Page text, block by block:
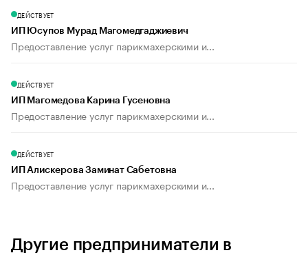
ДЕЙСТВУЕТ
ИП Юсупов Мурад Магомедгаджиевич
Предоставление услуг парикмахерскими и...
ДЕЙСТВУЕТ
ИП Магомедова Карина Гусеновна
Предоставление услуг парикмахерскими и...
ДЕЙСТВУЕТ
ИП Алискерова Заминат Сабетовна
Предоставление услуг парикмахерскими и...
Другие предприниматели в